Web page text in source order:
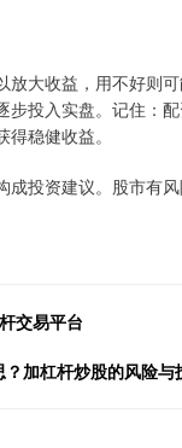
放大收益，用不好则
步投入实盘。记住：
稳健收益。
成投资建议。股市有
交易平台
加杠杆炒股的风险与